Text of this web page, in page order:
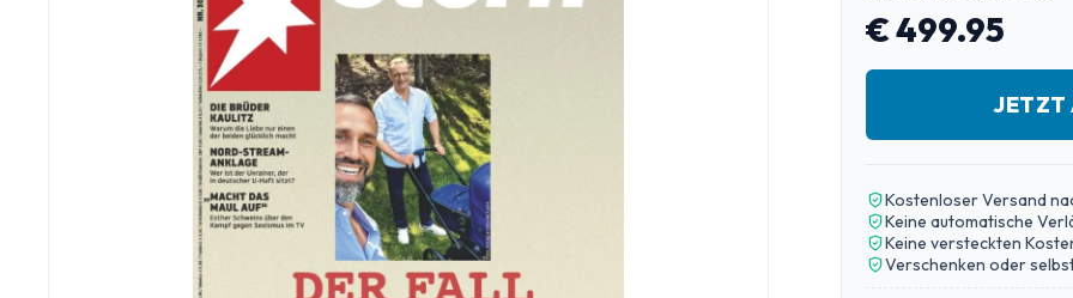
€ 499.95
JETZT
Kostenloser Versand
Keine automatische
Keine versteckten
Verschenken oder